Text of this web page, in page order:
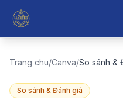
Trang chu/Canva/So sánh &
So sánh & Đánh giá